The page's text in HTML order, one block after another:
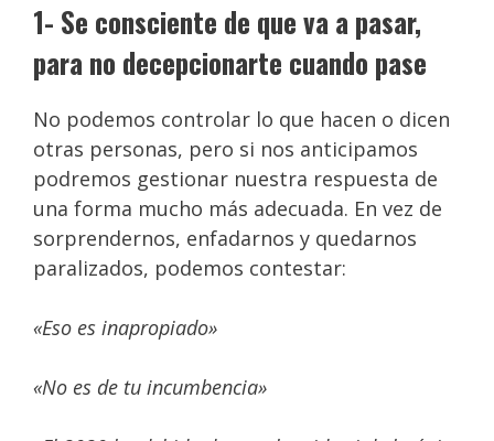
1- Se consciente de que va a pasar,
para no decepcionarte cuando pase
No podemos controlar lo que hacen o dicen
otras personas, pero si nos anticipamos
podremos gestionar nuestra respuesta de
una forma mucho más adecuada. En vez de
sorprendernos, enfadarnos y quedarnos
paralizados, podemos contestar:
«Eso es inapropiado»
«No es de tu incumbencia»